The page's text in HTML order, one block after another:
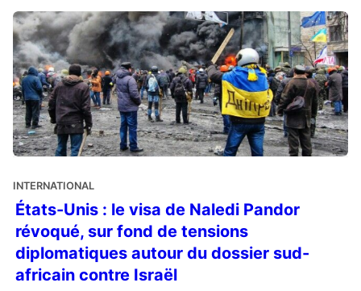
INTERNATIONAL
États-Unis : le visa de Naledi Pandor
révoqué, sur fond de tensions
diplomatiques autour du dossier sud-
africain contre Israël